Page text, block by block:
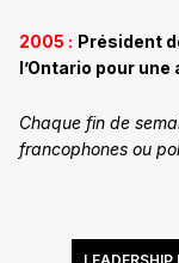
2005 : Président
l’Ontario pour une
Chaque fin de
francophones ou